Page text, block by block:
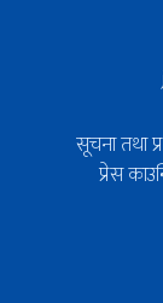
सूचना तथा
प्रेस